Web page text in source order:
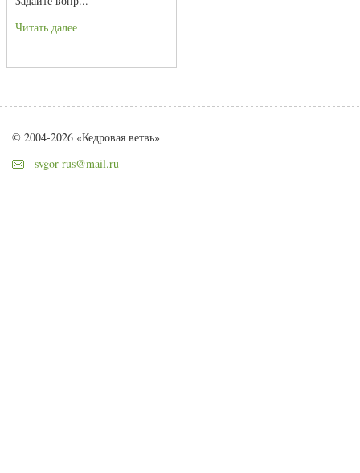
Читать далее
© 2004-2026 «Кедровая ветвь»
svgor-rus@mail.ru